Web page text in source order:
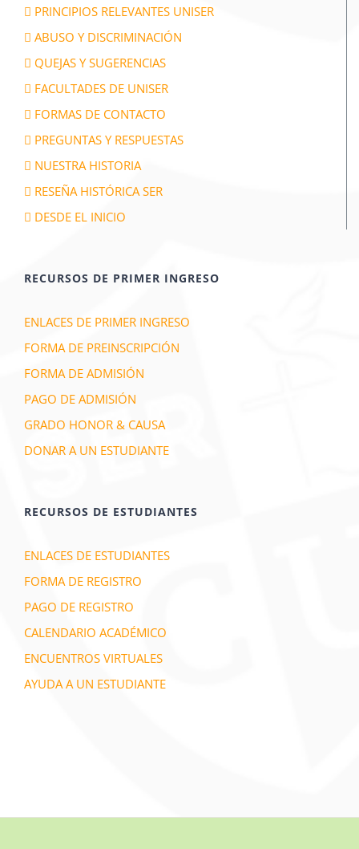
PRINCIPIOS RELEVANTES UNISER
ABUSO Y DISCRIMINACIÓN
QUEJAS Y SUGERENCIAS
FACULTADES DE UNISER
FORMAS DE CONTACTO
PREGUNTAS Y RESPUESTAS
NUESTRA HISTORIA
RESEÑA HISTÓRICA SER
DESDE EL INICIO
RECURSOS DE PRIMER INGRESO
ENLACES DE PRIMER INGRESO
FORMA DE PREINSCRIPCIÓN
FORMA DE ADMISIÓN
PAGO DE ADMISIÓN
GRADO HONOR & CAUSA
DONAR A UN ESTUDIANTE
RECURSOS DE ESTUDIANTES
ENLACES DE ESTUDIANTES
FORMA DE REGISTRO
PAGO DE REGISTRO
CALENDARIO ACADÉMICO
ENCUENTROS VIRTUALES
AYUDA A UN ESTUDIANTE